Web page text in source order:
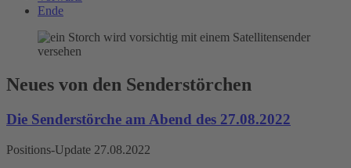
Ende
Neues von den Senderstörchen
Die Senderstörche am Abend des 27.08.2022
Positions-Update 27.08.2022